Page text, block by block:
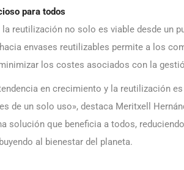
para todos
la reutilización no solo es viable desde un
envases reutilizables permite a los
los costes asociados con la
en crecimiento y la reutilización
de un solo uso», destaca Meritxell
solución que beneficia a todos,
al bienestar del planeta.